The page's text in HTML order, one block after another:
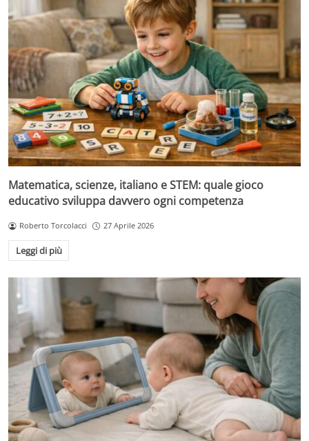
Matematica, scienze, italiano e STEM: quale gioco
educativo sviluppa davvero ogni competenza
Roberto Torcolacci 27 Aprile 2026
Leggi di più